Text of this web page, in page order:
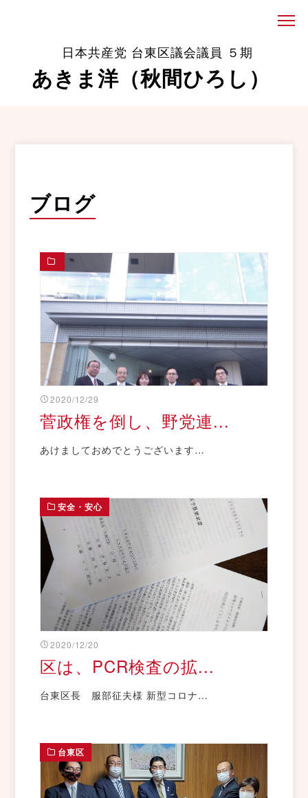
日本共産党 台東区議会議員 ５期
あきま洋（秋間ひろし）
ブログ
2020/12/29
菅政権を倒し、野党連...
あけましておめでとうございます…
安全・安心
2020/12/20
区は、PCR検査の拡...
台東区長 服部征夫様 新型コロナ…
台東区